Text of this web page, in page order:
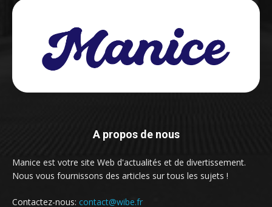
A propos de nous
Manice est votre site Web d'actualités et de divertissement.
Nous vous fournissons des articles sur tous les sujets !
Contactez-nous: contact@wibe.fr